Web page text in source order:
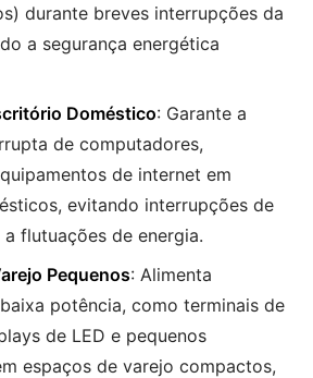
durante breves interrupções da
a segurança energética
Doméstico: Garante a
de computadores,
de internet em
evitando interrupções de
flutuações de energia.
Pequenos: Alimenta
potência, como terminais de
de LED e pequenos
espaços de varejo compactos,